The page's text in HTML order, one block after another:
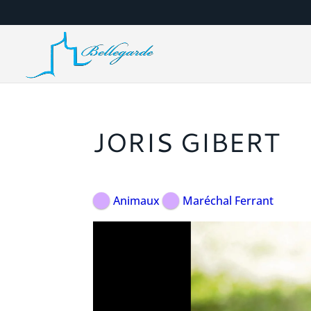
JORIS GIBERT
Animaux Maréchal Ferrant